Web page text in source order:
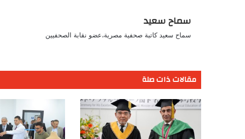
سماح سعيد
سماح سعيد كاتبة صحفية مصرية،عضو نقابة الصحفيين
مقالات ذات صلة